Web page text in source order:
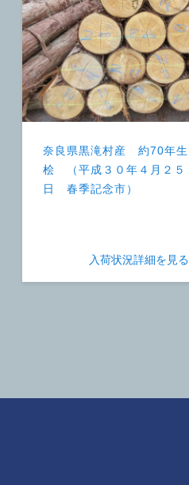
奈良県黒滝村産 約70年生
桧 （平成３０年４月２５
日 春季記念市）
入荷状況詳細を見る